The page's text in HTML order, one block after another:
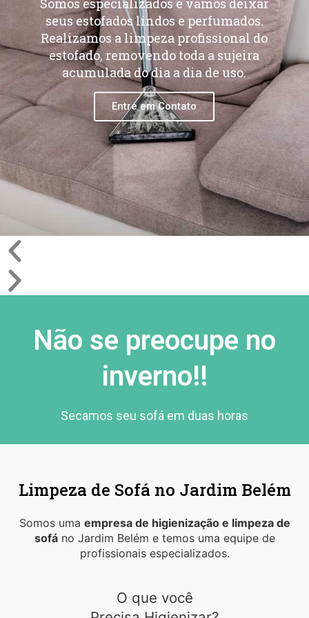
seus estofados lindos e perfumados.
Realizamos a limpeza profissional do
estofado, removendo toda a sujeira
acumulada do dia a dia de uso.
Entre em Contato
Não se preocupe no
inverno!!
Secamos seu sofá em duas horas
Limpeza de Sofá no Jardim Belém
Somos uma empresa de higienização e limpeza de
sofáno Jardim Belém e temos uma equipe de
profissionais especializados.
O que você